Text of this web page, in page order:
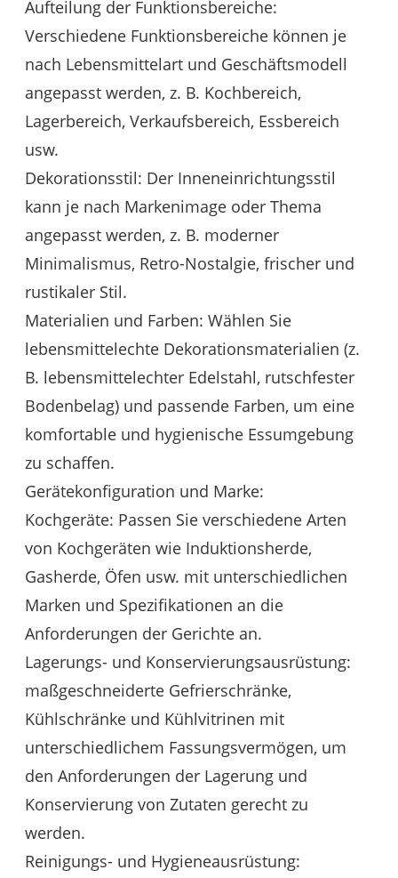
Aufteilung der Funktionsbereiche:
Verschiedene Funktionsbereiche können je
nach Lebensmittelart und Geschäftsmodell
angepasst werden, z. B. Kochbereich,
Lagerbereich, Verkaufsbereich, Essbereich
usw.
Dekorationsstil: Der Inneneinrichtungsstil
kann je nach Markenimage oder Thema
angepasst werden, z. B. moderner
Minimalismus, Retro-Nostalgie, frischer und
rustikaler Stil.
Materialien und Farben: Wählen Sie
lebensmittelechte Dekorationsmaterialien (z.
B. lebensmittelechter Edelstahl, rutschfester
Bodenbelag) und passende Farben, um eine
komfortable und hygienische Essumgebung
zu schaffen.
Gerätekonfiguration und Marke:
Kochgeräte: Passen Sie verschiedene Arten
von Kochgeräten wie Induktionsherde,
Gasherde, Öfen usw. mit unterschiedlichen
Marken und Spezifikationen an die
Anforderungen der Gerichte an.
Lagerungs- und Konservierungsausrüstung:
maßgeschneiderte Gefrierschränke,
Kühlschränke und Kühlvitrinen mit
unterschiedlichem Fassungsvermögen, um
den Anforderungen der Lagerung und
Konservierung von Zutaten gerecht zu
werden.
Reinigungs- und Hygieneausrüstung: